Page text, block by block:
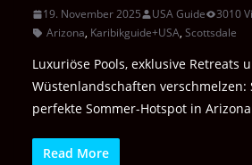
19. November 2025 USA Guide
3010
Arizona, Karibikguide+USA, Scottsdale
Luxuriöse Pools, exklusive Retreats
Wüstenlandschaften verschmelzen:
perfekte Sommer-Hotspot in
Read More